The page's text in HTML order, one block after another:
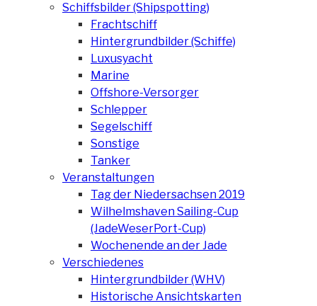
Schiffsbilder (Shipspotting)
Frachtschiff
Hintergrundbilder (Schiffe)
Luxusyacht
Marine
Offshore-Versorger
Schlepper
Segelschiff
Sonstige
Tanker
Veranstaltungen
Tag der Niedersachsen 2019
Wilhelmshaven Sailing-Cup
(JadeWeserPort-Cup)
Wochenende an der Jade
Verschiedenes
Hintergrundbilder (WHV)
Historische Ansichtskarten